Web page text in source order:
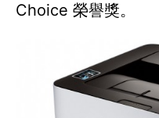
Choice 榮譽獎。